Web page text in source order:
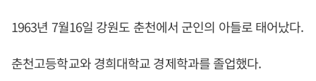
1963년 7월16일 강원도 춘천에서 군인의 아들로 태어났다.
춘천고등학교와 경희대학교 경제학과를 졸업했다.